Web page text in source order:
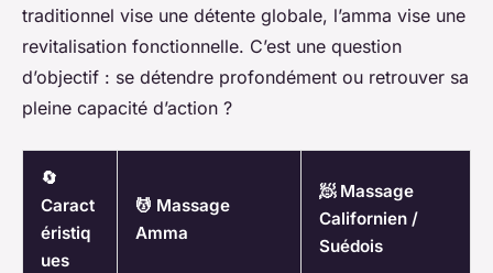
traditionnel vise une détente globale, l’amma vise une
revitalisation fonctionnelle. C’est une question
d’objectif : se détendre profondément ou retrouver sa
pleine capacité d’action ?
🔄
Caract
éristiq
ues
💆 Massage
Amma
🧖 Massage
Californien /
Suédois